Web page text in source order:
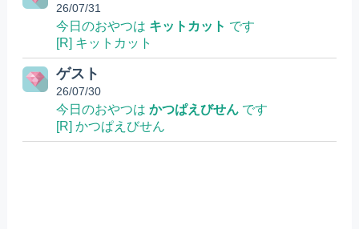
26/07/31
今日のおやつは キットカット です
[R] キットカット
ゲスト
26/07/30
今日のおやつは かつぱえびせんです
[R] かつぱえびせん